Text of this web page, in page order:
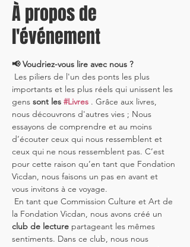
À propos de
l'événement
📢 Voudriez-vous lire avec nous ?
importants et les plus réels qui unissent les
gens sont les #Livres . Grâce aux livres,
nous découvrons d'autres vies ; Nous
essayons de comprendre et au moins
d’écouter ceux qui nous ressemblent et
ceux qui ne nous ressemblent pas. C’est
pour cette raison qu’en tant que Fondation
Vicdan, nous faisons un pas en avant et
vous invitons à ce voyage.
la Fondation Vicdan, nous avons créé un
club de lecture partageant les mêmes
sentiments. Dans ce club, nous nous